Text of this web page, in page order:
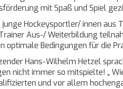
mit Spaß und Spiel
Hockeysportler/ innen aus
Aus-/ Weiterbildung
optimale Bedingungen für die
Hans-Wilhelm Hetzel
nicht immer so mitspielte! „
und vor allem